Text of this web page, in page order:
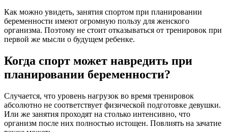
Как можно увидеть, занятия спортом при планировании
беременности имеют огромную пользу для женского
организма. Поэтому не стоит отказываться от тренировок при
первой же мысли о будущем ребенке.
Когда спорт может навредить при
планировании беременности?
Случается, что уровень нагрузок во время тренировок
абсолютно не соответствует физической подготовке девушки.
Или же занятия проходят на столько интенсивно, что
организм после них полностью истощен. Повлиять на зачатие